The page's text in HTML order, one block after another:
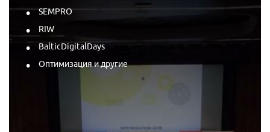
SEMPRO
RIW
BalticDigitalDays
Оптимизация и другие